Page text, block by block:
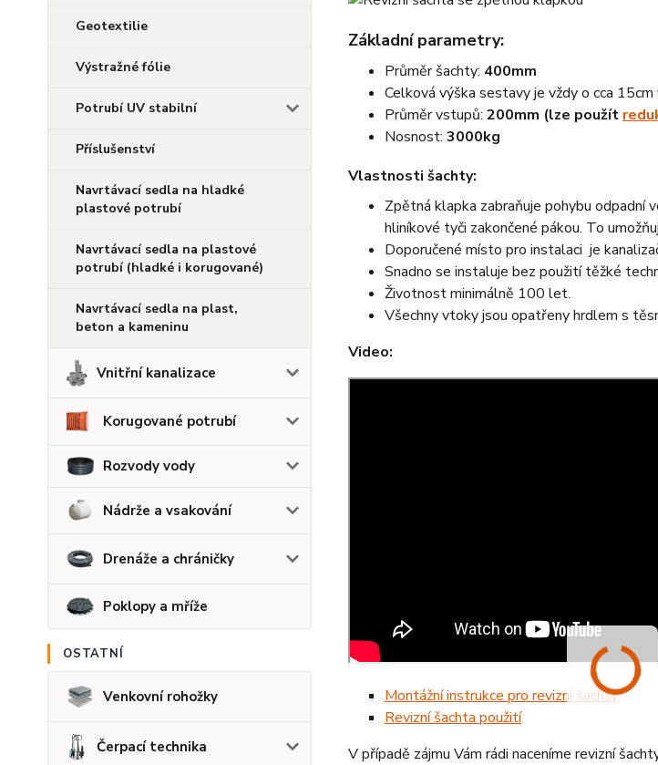
Geotextilie
Výstražné fólie
Potrubí UV stabilní
Příslušenství
Navrtávací sedla na hladké
plastové potrubí
Navrtávací sedla na plastové
potrubí (hladké i korugované)
Navrtávací sedla na plast,
beton a kameninu
Vnitřní kanalizace
Korugované potrubí
Rozvody vody
Nádrže a vsakování
Drenáže a chráničky
Poklopy a mříže
OSTATNÍ
Venkovní rohožky
Čerpací technika
Základní parametry:
Průměr šachty: 400mm
Celková výška sestavy je vždy o cca 15cm
Průměr vstupů: 200mm (lze použít
Nosnost: 3000kg
Vlastnosti šachty:
Zpětná klapka zabraňuje pohybu odpadní
hliníkové tyči zakončené pákou. To
Doporučené místo pro instalaci je
Snadno se instaluje bez použití těžké
Životnost minimálně 100 let.
Všechny vtoky jsou opatřeny hrdlem s
Video:
Montážní instrukce pro revizní šachty
Revizní šachta použití
V případě zájmu Vám rádi naceníme revizní